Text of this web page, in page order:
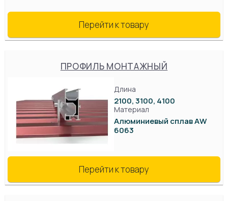
Перейти к товару
ПРОФИЛЬ МОНТАЖНЫЙ
Длина
2100, 3100, 4100
Материал
Алюминиевый сплав AW
6063
Перейти к товару